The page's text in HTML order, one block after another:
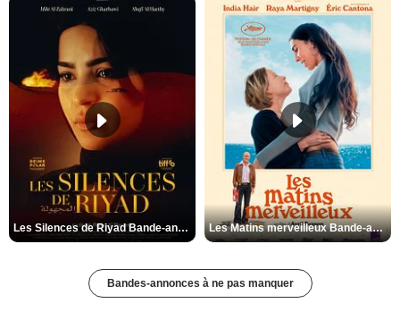
Les Silences de Riyad Bande-annonce VO STFR Les Matins merveilleux Bande-annonce VF
Bandes-annonces à ne pas manquer